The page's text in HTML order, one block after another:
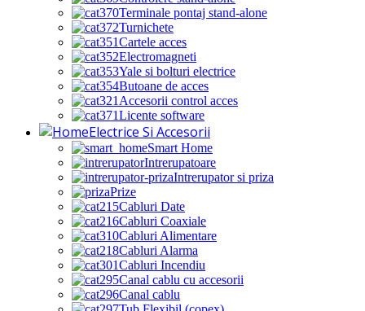
Terminale pontaj stand-alone
Turnichete
Cartele acces
Electromagneti
Yale si bolturi electrice
Butoane de acces
Accesorii control acces
Licente software
Electrice Si Accesorii
Smart Home
Intrerupatoare
Intrerupator si priza
Prize
Cabluri Date
Cabluri Coaxiale
Cabluri Alimentare
Cabluri Alarma
Cabluri Incendiu
Canal cablu cu accesorii
Canal cablu